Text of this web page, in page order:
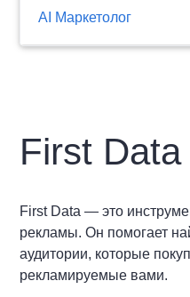
AI Маркетолог
First Data
First Data — это
рекламы. Он помогает
аудитории, которые
рекламируемые вами.